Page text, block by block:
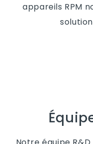
appareils RPM